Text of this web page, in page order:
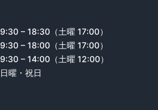
9:30 – 18:30（土曜 17:00）
9:30 – 18:00（土曜 17:00）
9:30 – 14:00（土曜 12:00）
日曜・祝日